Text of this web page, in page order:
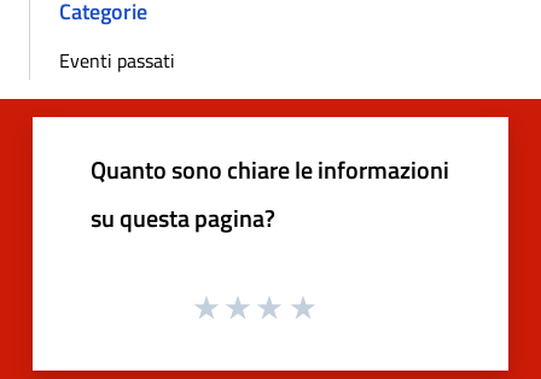
Categorie
Eventi passati
Quanto sono chiare le informazioni
su questa pagina?